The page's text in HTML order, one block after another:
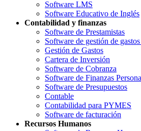
Software LMS
Software Educativo de Inglés
Contabilidad y finanzas
Software de Prestamistas
Software de gestión de
Gestión de Gastos
Cartera de Inversión
Software de Cobranza
Software de Finanzas
Software de Presupuestos
Contable
Contabilidad para PYMES
Software de facturación
Recursos Humanos